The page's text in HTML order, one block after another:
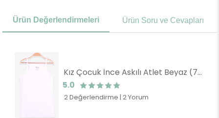
Ürün Değerlendirmeleri Ürün Soru ve Cevapları
Kız Çocuk İnce Askılı Atlet Beyaz (7 Yaş)
5.0
2 Değerlendirme | 2 Yorum